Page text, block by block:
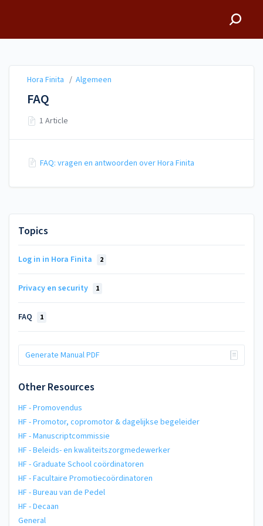
Topics
Log in in Hora Finita 2
Privacy en security 1
FAQ 1
Generate Manual PDF
Other Resources
HF - Promovendus
HF - Promotor, copromotor & dagelijkse begeleider
HF - Manuscriptcommissie
HF - Beleids- en kwaliteitszorgmedewerker
HF - Graduate School coördinatoren
HF - Facultaire Promotiecoördinatoren
HF - Bureau van de Pedel
HF - Decaan
General
Hora Finita / Algemeen
FAQ
1 Article
FAQ: vragen en antwoorden over Hora Finita